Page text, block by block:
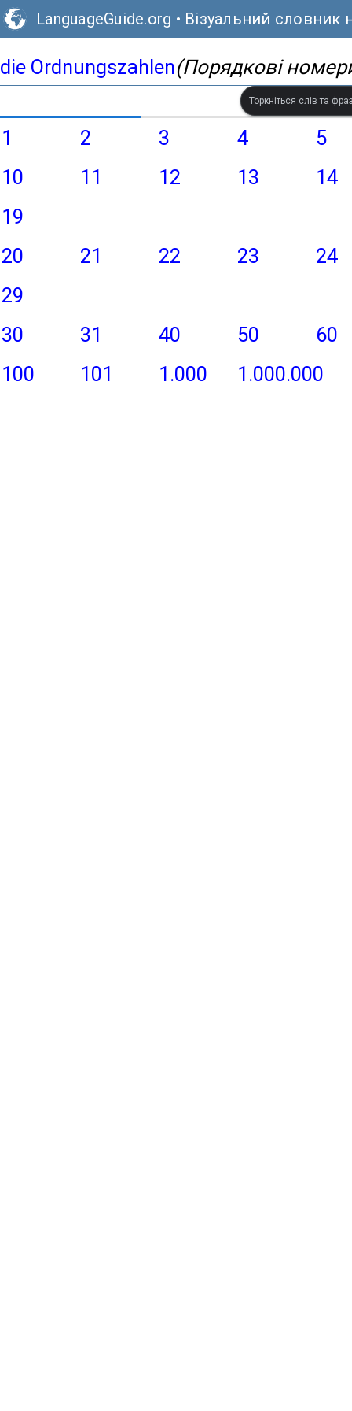
LanguageGuide.org • Візуальний словник
die Ordnungszahlen(Порядкові
Торкніться слів та
1 2 3 4
5
10
11 12 13
14
19
20
21 22 23
24
29
30
31 40 50
60
100
101 1.000 1.000.000